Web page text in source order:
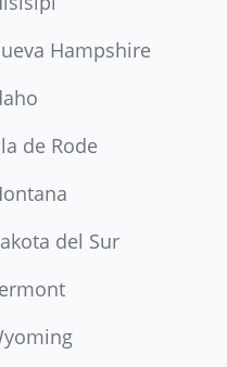
Hampshire
de Rode
del Sur